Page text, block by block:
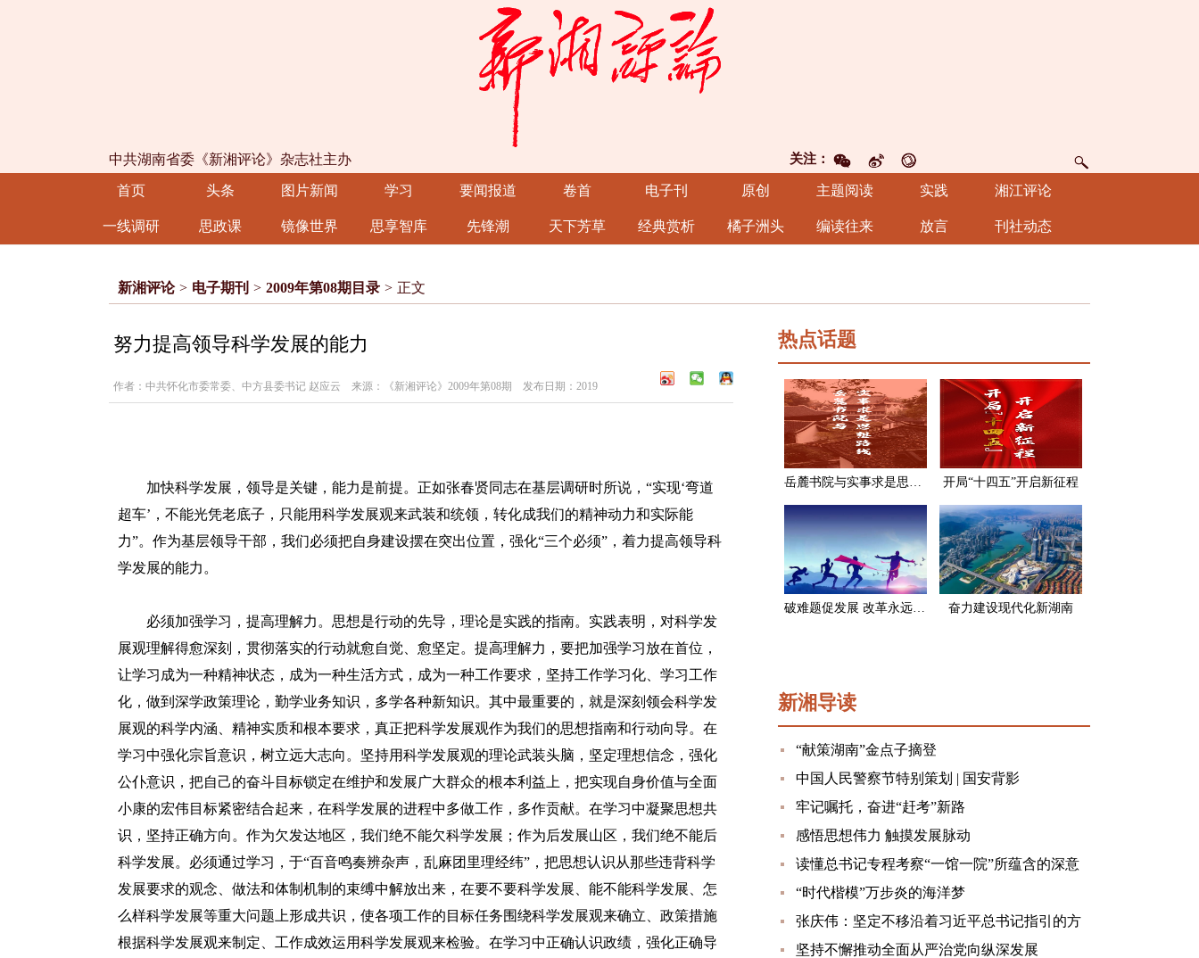
关注：
中共湖南省委《新湘评论》杂志社主办
首页 头条 图片新闻 学习 要闻报道 卷首 电子刊 原创 主题阅读 实践 湘江评论
一线调研 思政课 镜像世界 思享智库 先锋潮 天下芳草 经典赏析 橘子洲头 编读往来 放言 刊社动态
新湘评论 > 电子期刊 > 2009年第08期目录 > 正文
努力提高领导科学发展的能力
作者：中共怀化市委常委、中方县委书记 赵应云 来源：《新湘评论》2009年第08期 发布日期：2019
加快科学发展，领导是关键，能力是前提。正如张春贤同志在基层调研时所说，“实现‘弯道
超车’，不能光凭老底子，只能用科学发展观来武装和统领，转化成我们的精神动力和实际能
力”。作为基层领导干部，我们必须把自身建设摆在突出位置，强化“三个必须”，着力提高领导科
学发展的能力。
必须加强学习，提高理解力。思想是行动的先导，理论是实践的指南。实践表明，对科学发
展观理解得愈深刻，贯彻落实的行动就愈自觉、愈坚定。提高理解力，要把加强学习放在首位，
让学习成为一种精神状态，成为一种生活方式，成为一种工作要求，坚持工作学习化、学习工作
化，做到深学政策理论，勤学业务知识，多学各种新知识。其中最重要的，就是深刻领会科学发
展观的科学内涵、精神实质和根本要求，真正把科学发展观作为我们的思想指南和行动向导。在
学习中强化宗旨意识，树立远大志向。坚持用科学发展观的理论武装头脑，坚定理想信念，强化
公仆意识，把自己的奋斗目标锁定在维护和发展广大群众的根本利益上，把实现自身价值与全面
小康的宏伟目标紧密结合起来，在科学发展的进程中多做工作，多作贡献。在学习中凝聚思想共
识，坚持正确方向。作为欠发达地区，我们绝不能欠科学发展；作为后发展山区，我们绝不能后
科学发展。必须通过学习，于“百音鸣奏辨杂声，乱麻团里理经纬”，把思想认识从那些违背科学
发展要求的观念、做法和体制机制的束缚中解放出来，在要不要科学发展、能不能科学发展、怎
么样科学发展等重大问题上形成共识，使各项工作的目标任务围绕科学发展观来确立、政策措施
根据科学发展观来制定、工作成效运用科学发展观来检验。在学习中正确认识政绩，强化正确导
热点话题
岳麓书院与实事求是思想路线 开局“十四五”开启新征程
破难题促发展 改革永远在路上 奋力建设现代化新湖南
新湘导读
“献策湖南”金点子摘登
中国人民警察节特别策划 | 国安背影
牢记嘱托，奋进“赶考”新路
感悟思想伟力 触摸发展脉动
读懂总书记专程考察“一馆一院”所蕴含的深意
“时代楷模”万步炎的海洋梦
张庆伟：坚定不移沿着习近平总书记指引的方
向前进 凝心聚力奋进新征程建功新时代谱写新
坚持不懈推动全面从严治党向纵深发展